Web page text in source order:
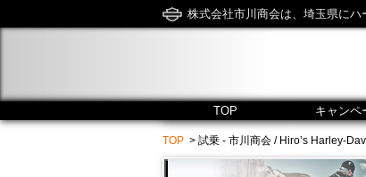
株式会社市川商会は、埼玉県にハ
TOP キャンペ
TOP > 試乗 - 市川商会 / Hiro’s Harley-